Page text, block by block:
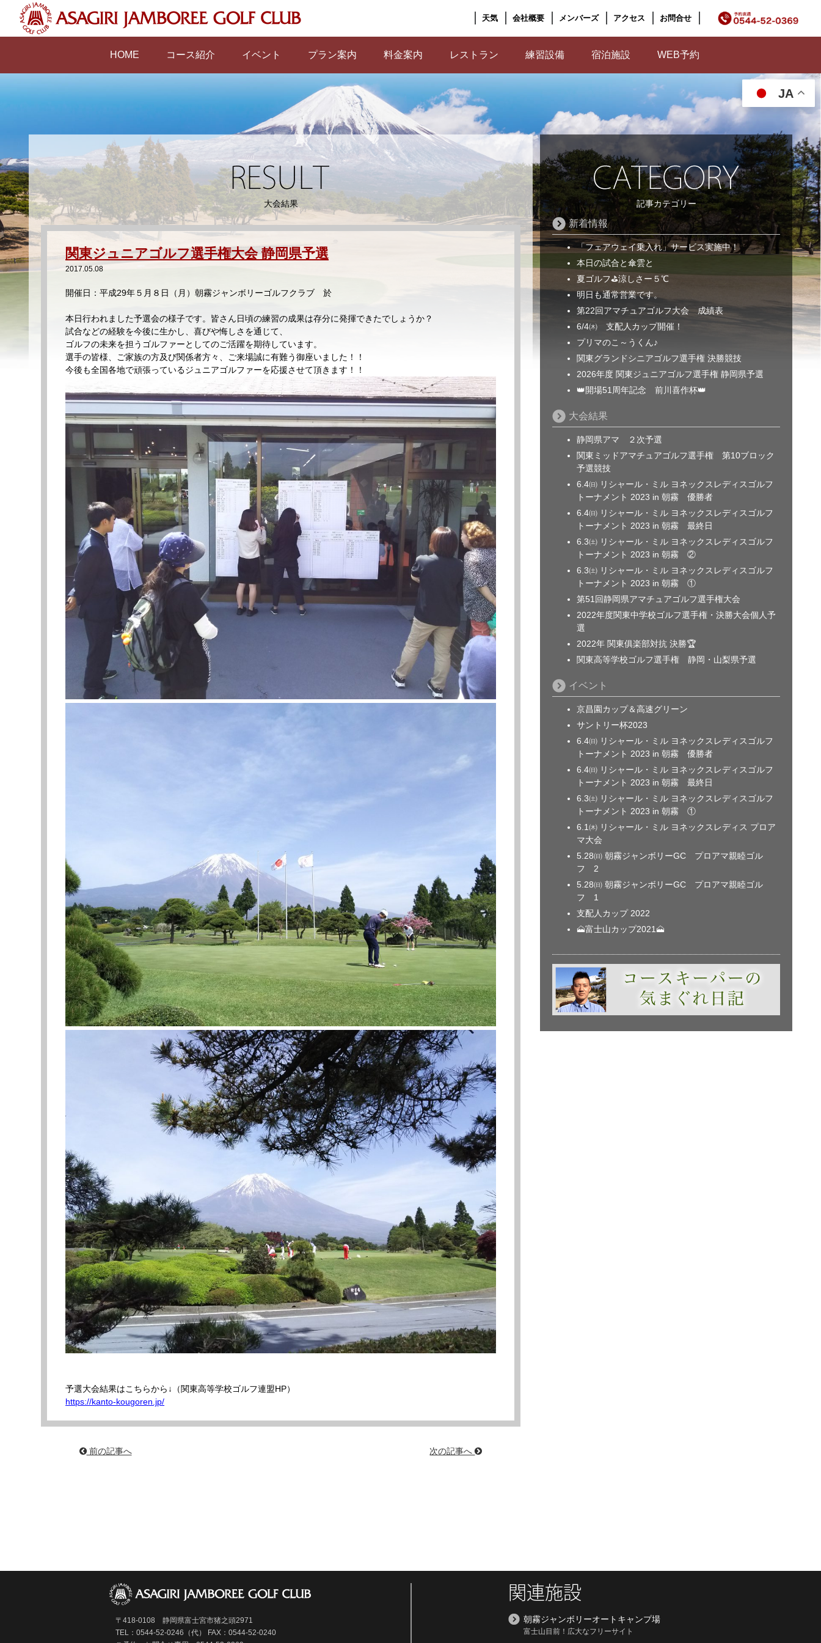
天気 会社概要 メンバーズ アクセス お問合せ
JA
HOME コース紹介 イベント プラン案内 料金案内 レストラン 練習設備 宿泊施設 WEB予約
記事カテゴリー
新着情報
「フェアウェイ乗入れ」サービス実施中！
本日の試合と傘雲と
夏ゴルフ⛳涼しさー５℃
明日も通常営業です。
第22回アマチュアゴルフ大会 成績表
6/4㈭ 支配人カップ開催！
プリマのこ～うくん♪
関東グランドシニアゴルフ選手権 決勝競技
2026年度 関東ジュニアゴルフ選手権 静岡県予選
👑開場51周年記念 前川喜作杯👑
大会結果
静岡県アマ ２次予選
関東ミッドアマチュアゴルフ選手権 第10ブロック
予選競技
6.4㈰ リシャール・ミル ヨネックスレディスゴルフ
トーナメント 2023 in 朝霧 優勝者
6.4㈰ リシャール・ミル ヨネックスレディスゴルフ
トーナメント 2023 in 朝霧 最終日
6.3㈯ リシャール・ミル ヨネックスレディスゴルフ
トーナメント 2023 in 朝霧 ②
6.3㈯ リシャール・ミル ヨネックスレディスゴルフ
トーナメント 2023 in 朝霧 ①
第51回静岡県アマチュアゴルフ選手権大会
2022年度関東中学校ゴルフ選手権・決勝大会個人予
選
2022年 関東俱楽部対抗 決勝🏆
関東高等学校ゴルフ選手権 静岡・山梨県予選
イベント
京昌園カップ＆高速グリーン
サントリー杯2023
6.4㈰ リシャール・ミル ヨネックスレディスゴルフ
トーナメント 2023 in 朝霧 優勝者
6.4㈰ リシャール・ミル ヨネックスレディスゴルフ
トーナメント 2023 in 朝霧 最終日
6.3㈯ リシャール・ミル ヨネックスレディスゴルフ
トーナメント 2023 in 朝霧 ①
6.1㈭ リシャール・ミル ヨネックスレディス プロア
マ大会
5.28㈰ 朝霧ジャンボリーGC プロアマ親睦ゴル
フ 2
5.28㈰ 朝霧ジャンボリーGC プロアマ親睦ゴル
フ 1
支配人カップ 2022
🗻富士山カップ2021🗻
大会結果
関東ジュニアゴルフ選手権大会 静岡県予選
2017.05.08
開催日：平成29年５月８日（月）朝霧ジャンボリーゴルフクラブ 於
本日行われました予選会の様子です。皆さん日頃の練習の成果は存分に発揮できたでしょうか？
試合などの経験を今後に生かし、喜びや悔しさを通じて、
ゴルフの未来を担うゴルファーとしてのご活躍を期待しています。
選手の皆様、ご家族の方及び関係者方々、ご来場誠に有難う御座いました！！
今後も全国各地で頑張っているジュニアゴルファーを応援させて頂きます！！
予選大会結果はこちらから↓（関東高等学校ゴルフ連盟HP）
https://kanto-kougoren.jp/
前の記事へ 次の記事へ
〒418-0108 静岡県富士宮市猪之頭2971
TEL：0544-52-0246（代）
FAX：0544-52-0240
関連施設
朝霧ジャンボリーオートキャンプ場
富士山目前！広大なフリーサイト